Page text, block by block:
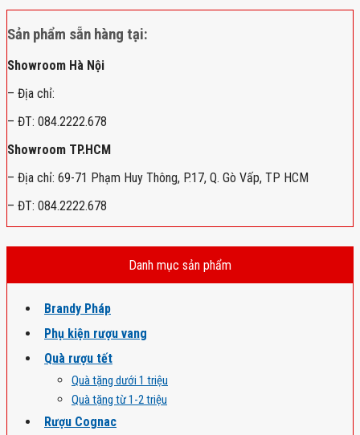
Sản phẩm sẵn hàng tại:
Showroom Hà Nội
– Địa chỉ:
– ĐT: 084.2222.678
Showroom TP.HCM
– Địa chỉ: 69-71 Phạm Huy Thông, P.17, Q. Gò Vấp, TP HCM
– ĐT: 084.2222.678
Danh mục sản phẩm
Brandy Pháp
Phụ kiện rượu vang
Quà rượu tết
Quà tặng dưới 1 triệu
Quà tặng từ 1-2 triệu
Rượu Cognac